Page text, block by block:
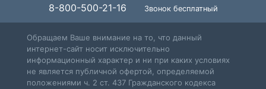
8-800-500-21-16 Звонок бесплатный
Обращаем Ваше внимание на то, что данный
интернет-сайт носит исключительно
информационный характер и ни при каких условиях
не является публичной офертой, определяемой
положениями ч. 2 ст. 437 Гражданского кодекса